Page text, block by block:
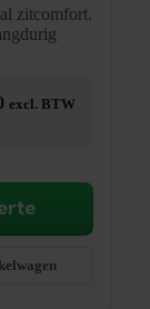
zitcomfort.
excl. BTW